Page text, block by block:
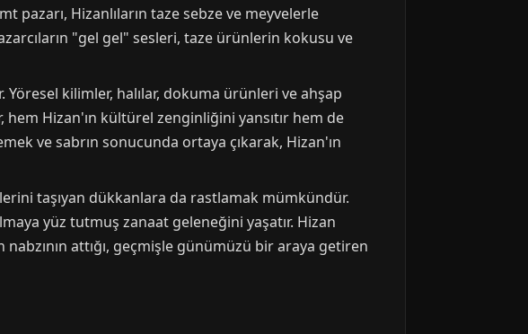
Hizanlıların taze sebze ve meyvelerle
"gel gel" sesleri, taze ürünlerin kokusu ve
kilimler, halılar, dokuma ürünleri ve ahşap
hem Hizan'ın kültürel zenginliğini yansıtır hem de
ve sabrın sonucunda ortaya çıkarak, Hizan'ın
taşıyan dükkanlara da rastlamak mümkündür.
yüz tutmuş zanaat geleneğini yaşatır. Hizan
nabzının attığı, geçmişle günümüzü bir araya getiren